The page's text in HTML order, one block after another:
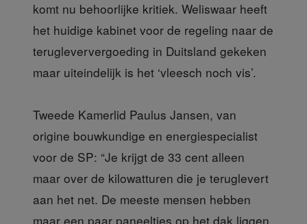
komt nu behoorlijke kritiek. Weliswaar heeft
het huidige kabinet voor de regeling naar de
terugleververgoeding in Duitsland gekeken
maar uiteindelijk is het ‘vleesch noch vis’.
Tweede Kamerlid Paulus Jansen, van
origine bouwkundige en energiespecialist
voor de SP: “Je krijgt de 33 cent alleen
maar over de kilowatturen die je teruglevert
aan het net. De meeste mensen hebben
maar een paar paneeltjes op het dak liggen